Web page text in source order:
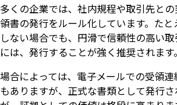
多くの企業では、社内規程や取引先と
領書の発行をルール化しています。た
しない場合でも、円滑で信頼性の高い
には、発行することが強く推奨されます。
場合によっては、電子メールでの受領
もありますが、正式な書類として発行